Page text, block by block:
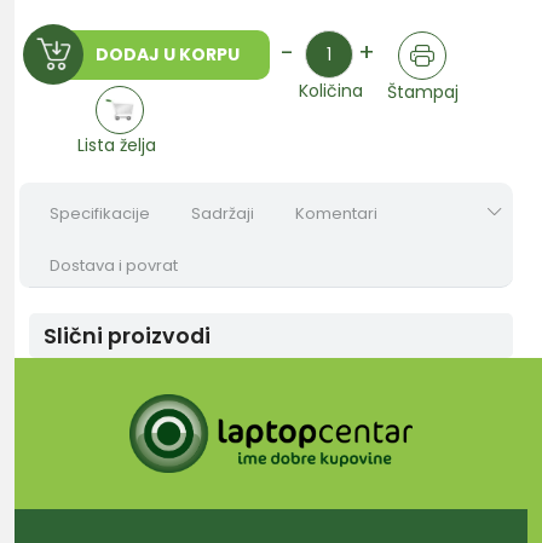
DODAJ U KORPU - Količina +
Količina Štampaj
Lista želja
Specifikacije Sadržaji Komentari
Dostava i povrat
Slični proizvodi